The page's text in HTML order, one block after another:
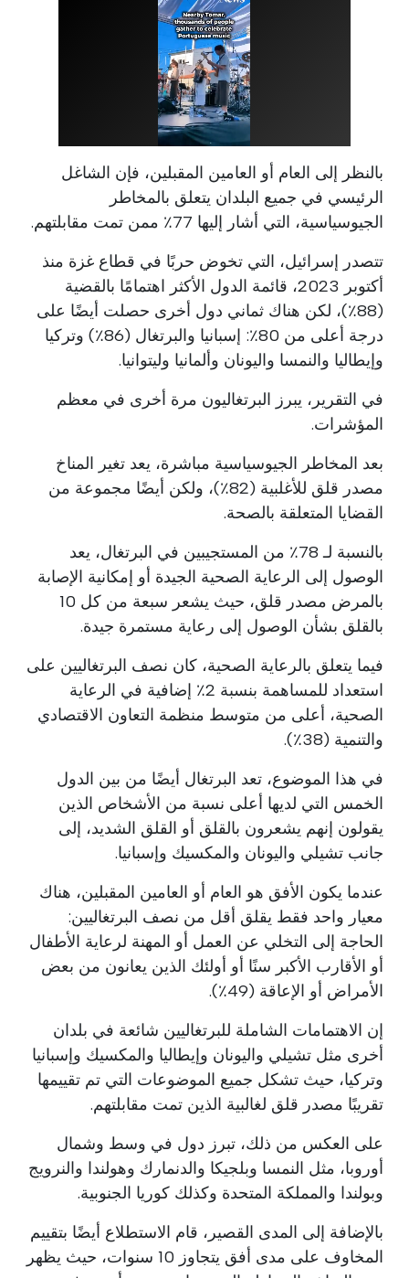
بالنظر إلى العام أو العامين المقبلين، فإن الشاغل
الرئيسي في جميع البلدان يتعلق بالمخاطر
الجيوسياسية، التي أشار إليها 77٪ ممن تمت مقابلتهم.
تتصدر إسرائيل، التي تخوض حربًا في قطاع غزة منذ
أكتوبر 2023، قائمة الدول الأكثر اهتمامًا بالقضية
(88٪)، لكن هناك ثماني دول أخرى حصلت أيضًا على
درجة أعلى من 80٪: إسبانيا والبرتغال (86٪) وتركيا
وإيطاليا والنمسا واليونان وألمانيا وليتوانيا.
في التقرير، يبرز البرتغاليون مرة أخرى في معظم
المؤشرات.
بعد المخاطر الجيوسياسية مباشرة، يعد تغير المناخ
مصدر قلق للأغلبية (82٪)، ولكن أيضًا مجموعة من
القضايا المتعلقة بالصحة.
بالنسبة لـ 78٪ من المستجيبين في البرتغال، يعد
الوصول إلى الرعاية الصحية الجيدة أو إمكانية الإصابة
بالمرض مصدر قلق، حيث يشعر سبعة من كل 10
بالقلق بشأن الوصول إلى رعاية مستمرة جيدة.
فيما يتعلق بالرعاية الصحية، كان نصف البرتغاليين على
استعداد للمساهمة بنسبة 2٪ إضافية في الرعاية
الصحية، أعلى من متوسط منظمة التعاون الاقتصادي
والتنمية (38٪).
في هذا الموضوع، تعد البرتغال أيضًا من بين الدول
الخمس التي لديها أعلى نسبة من الأشخاص الذين
يقولون إنهم يشعرون بالقلق أو القلق الشديد، إلى
جانب تشيلي واليونان والمكسيك وإسبانيا.
عندما يكون الأفق هو العام أو العامين المقبلين، هناك
معيار واحد فقط يقلق أقل من نصف البرتغاليين:
الحاجة إلى التخلي عن العمل أو المهنة لرعاية الأطفال
أو الأقارب الأكبر سنًا أو أولئك الذين يعانون من بعض
الأمراض أو الإعاقة (49٪).
إن الاهتمامات الشاملة للبرتغاليين شائعة في بلدان
أخرى مثل تشيلي واليونان وإيطاليا والمكسيك وإسبانيا
وتركيا، حيث تشكل جميع الموضوعات التي تم تقييمها
تقريبًا مصدر قلق لغالبية الذين تمت مقابلتهم.
على العكس من ذلك، تبرز دول في وسط وشمال
أوروبا، مثل النمسا وبلجيكا والدنمارك وهولندا والنرويج
وبولندا والمملكة المتحدة وكذلك كوريا الجنوبية.
بالإضافة إلى المدى القصير، قام الاستطلاع أيضًا بتقييم
المخاوف على مدى أفق يتجاوز 10 سنوات، حيث يظهر